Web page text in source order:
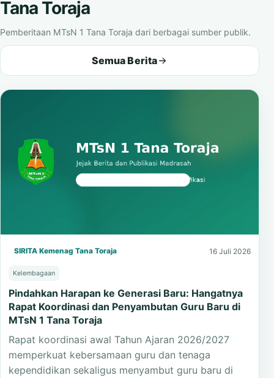
Tana Toraja
Pemberitaan MTsN 1 Tana Toraja dari berbagai sumber publik.
Semua Berita
SIRITA Kemenag Tana Toraja 16 Juli 2026
Kelembagaan
Pindahkan Harapan ke Generasi Baru: Hangatnya
Rapat Koordinasi dan Penyambutan Guru Baru di
MTsN 1 Tana Toraja
Rapat koordinasi awal Tahun Ajaran 2026/2027
memperkuat kebersamaan guru dan tenaga
kependidikan sekaligus menyambut guru baru di